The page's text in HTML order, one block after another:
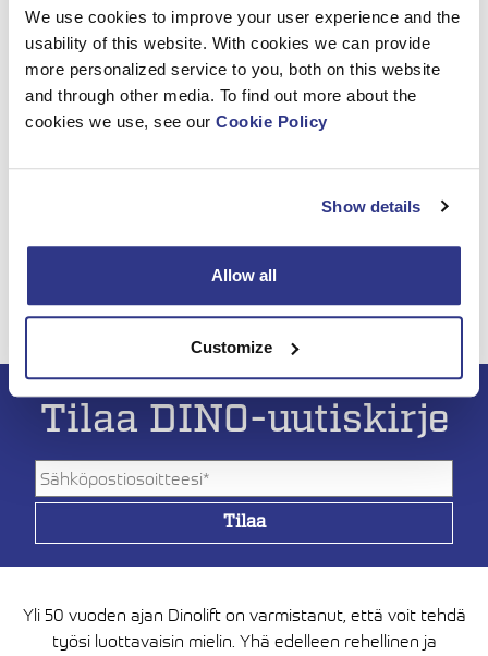
We use cookies to improve your user experience and the
usability of this website. With cookies we can provide
more personalized service to you, both on this website
and through other media. To find out more about the
cookies we use, see our Cookie Policy
Show details
Allow all
Customize
suunniteltu ja valmistettu erityisesti vuokraamokäyttöä
silmällä pitäen; se on kustannustehokas käytössä ja
ajettavissa B-luokan ajokortilla. Lisäksi se on markkinoilla
kokoluokkansa ainoa hybridinostin, jossa auton kyydissä
voi kuljettajan lisäksi olla matkustaja.
Lue lisää DINO 230VTH:sta
Tilaa DINO-uutiskirje
Yli 50 vuoden ajan Dinolift on varmistanut, että voit tehdä
työsi luottavaisin mielin. Yhä edelleen rehellinen ja